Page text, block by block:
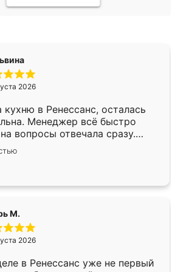
2026
кухню в Ренессанс, осталась
Менеджер всё быстро
вопросы отвечала сразу.
в субботу, подошёл к
ответственностью. Собрали
работали аккуратно, даже
М.
2026
в Ренессанс уже не первый